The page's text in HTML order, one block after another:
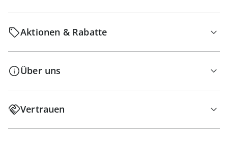
Aktionen & Rabatte
Über uns
Vertrauen